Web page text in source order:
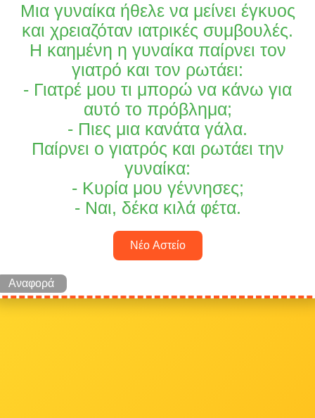
Μια γυναίκα ήθελε να μείνει έγκυος
και χρειαζόταν ιατρικές συμβουλές.
Η καημένη η γυναίκα παίρνει τον
γιατρό και τον ρωτάει:
- Γιατρέ μου τι μπορώ να κάνω για
αυτό το πρόβλημα;
- Πιες μια κανάτα γάλα.
Παίρνει ο γιατρός και ρωτάει την
γυναίκα:
- Κυρία μου γέννησες;
- Ναι, δέκα κιλά φέτα.
Νέο Αστείο
Αναφορά